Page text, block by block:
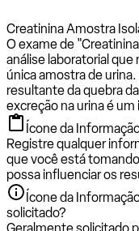
Creatinina Amostra
O exame de
análise laboratorial
única amostra de
resultante da quebra
excreção na urina é
Ícone da
Registre qualquer
que você está
possa influenciar os
Ícone da
solicitado?